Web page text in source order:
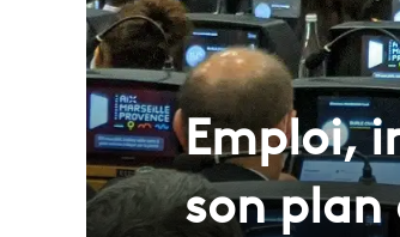
Emploi,
son plan